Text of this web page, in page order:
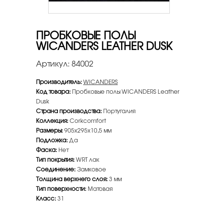
ПРОБКОВЫЕ ПОЛЫ
WICANDERS LEATHER DUSK
Артикул: 84002
Производитель:WICANDERS
Код товара: Пробковые полы WICANDERS Leather
Dusk
Страна производства: Португалия
Коллекция:Corkcomfort
Размеры:905х295х10,5 мм
Подложка:Да
Фаска: Нет
Тип покрытия:WRT лак
Соединение:Замковое
Толщина верхнего слоя:3 мм
Тип поверхности: Матовая
Класс:31